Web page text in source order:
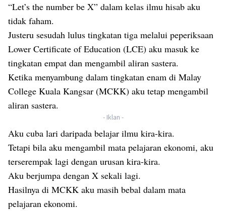
“Let’s the number be X” dalam kelas ilmu hisab aku
tidak faham.
Justeru sesudah lulus tingkatan tiga melalui peperiksaan
Lower Certificate of Education (LCE) aku masuk ke
tingkatan empat dan mengambil aliran sastera.
Ketika menyambung dalam tingkatan enam di Malay
College Kuala Kangsar (MCKK) aku tetap mengambil
aliran sastera.
- Iklan -
Aku cuba lari daripada belajar ilmu kira-kira.
Tetapi bila aku mengambil mata pelajaran ekonomi, aku
terserempak lagi dengan urusan kira-kira.
Aku berjumpa dengan X sekali lagi.
Hasilnya di MCKK aku masih bebal dalam mata
pelajaran ekonomi.